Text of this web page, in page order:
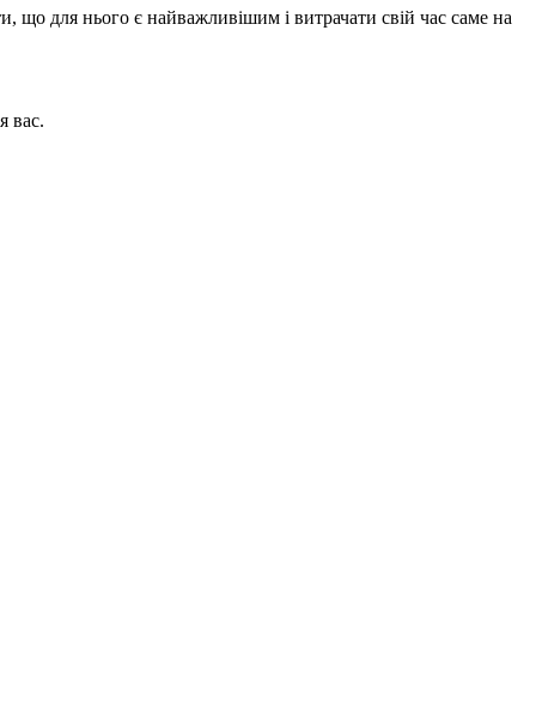
що для нього є найважливішим і витрачати свій час саме на
вас.